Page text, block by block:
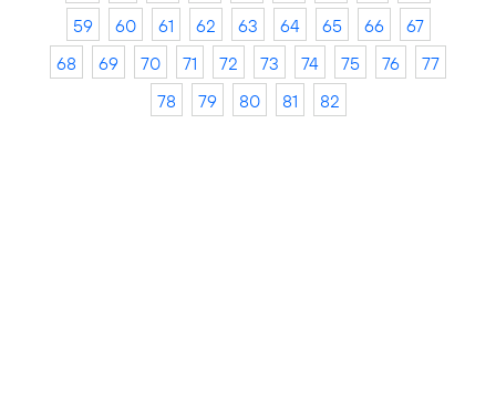
59
60 61 62 63 64 65 66
67
68
69 70 71 72 73 74 75 76
77
78
79 80 81 82